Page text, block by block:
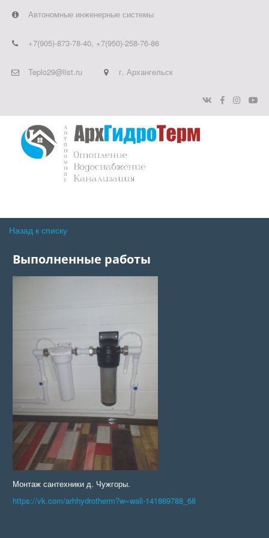
Автономные инженерные системы
+7(905)-873-78-40, +7(950)-258-76-86
Teplo29@list.ru г. Архангельск
Назад к списку
Выполненные работы
Монтаж сантехники д. Чужгоры.
https://vk.com/arhhydrotherm?w=wall-141869788_68